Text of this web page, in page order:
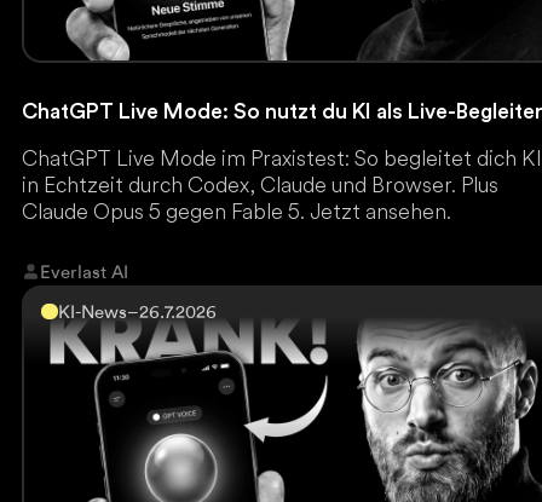
ChatGPT Live Mode: So nutzt du KI als Live-
ChatGPT Live Mode im Praxistest: So begleitet dich KI
in Echtzeit durch Codex, Claude und Browser. Plus
Claude Opus 5 gegen Fable 5. Jetzt ansehen.
Everlast AI
KI-News–26.7.2026